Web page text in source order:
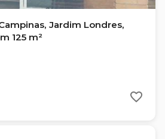
Jardim Londres,
125 m²